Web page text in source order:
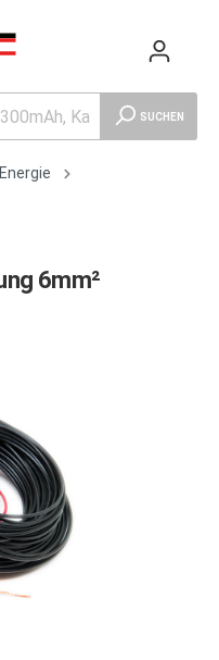
SUCHEN
6mm²